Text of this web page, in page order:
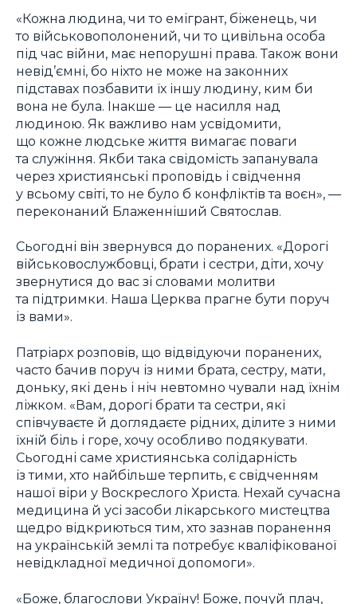
«Кожна людина, чи то емігрант, біженець, чи
то військовополонений, чи то цивільна особа
під час війни, має непорушні права. Також вони
невід’ємні, бо ніхто не може на законних
підставах позбавити їх іншу людину, ким би
вона не була. Інакше — це насилля над
людиною. Як важливо нам усвідомити,
що кожне людське життя вимагає поваги
та служіння. Якби така свідомість запанувала
через християнські проповідь і свідчення
у всьому світі, то не було б конфліктів та воєн», —
переконаний Блаженніший Святослав.
Сьогодні він звернувся до поранених. «Дорогі
військовослужбовці, брати і сестри, діти, хочу
звернутися до вас зі словами молитви
та підтримки. Наша Церква прагне бути поруч
із вами».
Патріарх розповів, що відвідуючи поранених,
часто бачив поруч із ними брата, сестру, мати,
доньку, які день і ніч невтомно чували над їхнім
ліжком. «Вам, дорогі брати та сестри, які
співчуваєте й доглядаєте рідних, ділите з ними
їхній біль і горе, хочу особливо подякувати.
Сьогодні саме християнська солідарність
із тими, хто найбільше терпить, є свідченням
нашої віри у Воскреслого Христа. Нехай сучасна
медицина й усі засоби лікарського мистецтва
щедро відкриються тим, хто зазнав поранення
на українській землі та потребує кваліфікованої
невідкладної медичної допомоги».
«Боже, благослови Україну! Боже, почуй плач,